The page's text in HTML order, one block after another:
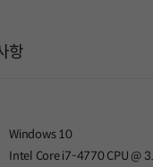
항
Windows 10
Intel Core i7-4770 CPU @